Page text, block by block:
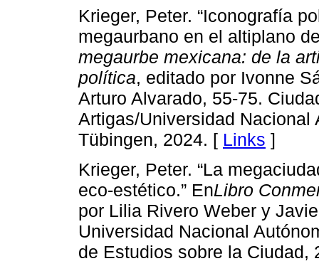
Krieger, Peter. “Iconografía
megaurbano en el altiplano
megaurbe mexicana: de la
política, editado por Ivonne
Arturo Alvarado, 55-75.
Artigas/Universidad Nacional
Tübingen, 2024. [ Links ]
Krieger, Peter. “La
eco-estético.” EnLibro
por Lilia Rivero Weber y
Universidad Nacional
de Estudios sobre la Ciudad,